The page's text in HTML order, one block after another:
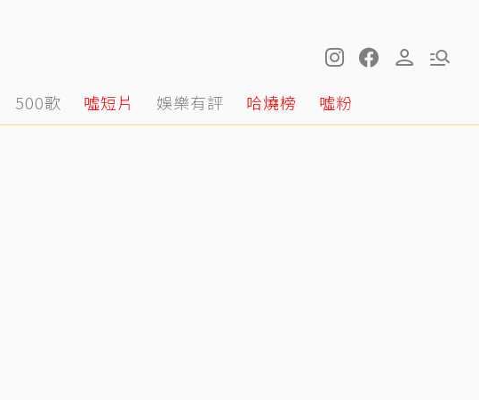
500歌 噓短片 娛樂有評 哈燒榜 噓粉